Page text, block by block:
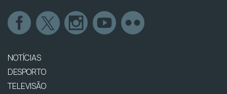
NOTÍCIAS
DESPORTO
TELEVISÃO